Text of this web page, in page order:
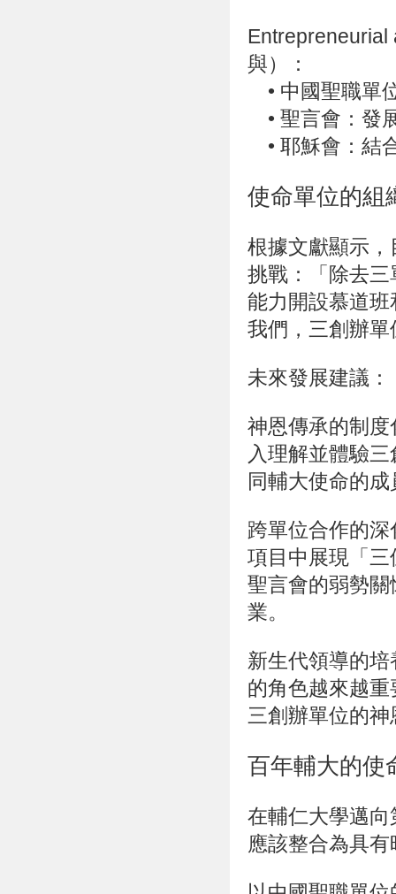
Entrepreneurial
與）：
• 中國聖職單
• 聖言會：發
• 耶穌會：結
使命單位的組
根據文獻顯示
挑戰 ：「除去
能力開設慕道
我們，三創辦
未來發展建議 ：
神恩傳承的制度
入理解並體驗
同輔大使命的
跨單位合作的深
項目中展現「
聖言會的弱勢
業。
新生代領導的培
的角色越來越
三創辦單位的
百年輔大的使
在輔仁大學邁
應該整合為具